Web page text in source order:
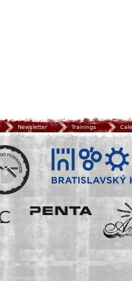
Newsletter Trainings